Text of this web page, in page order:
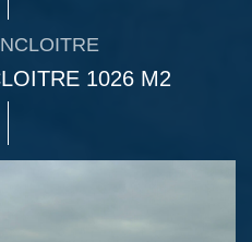
1026 M2